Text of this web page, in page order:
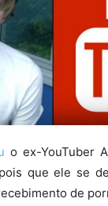
o ex-YouTuber
que ele se
de